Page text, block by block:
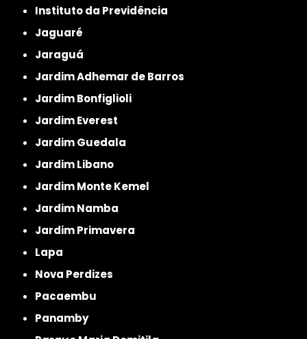
Instituto da Previdência
Jaguaré
Jaraguá
Jardim Adhemar de Barros
Jardim Bonfiglioli
Jardim Everest
Jardim Guedala
Jardim Libano
Jardim Monte Kemel
Jardim Namba
Jardim Primavera
Lapa
Nova Perdizes
Pacaembu
Panamby